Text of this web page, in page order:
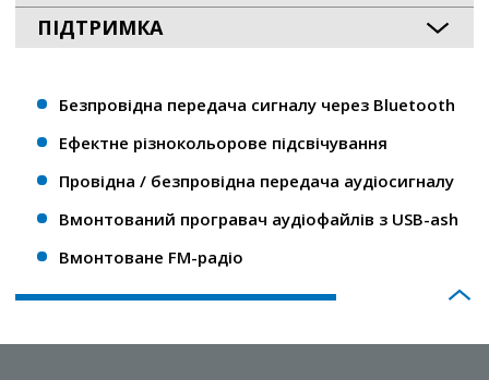
ПІДТРИМКА
Безпровідна передача сигналу через Bluetooth
Ефектне різнокольорове підсвічування
Провідна / безпровідна передача аудіосигналу
Вмонтований програвач аудіофайлів з USB-ash
Вмонтоване FM-радіо